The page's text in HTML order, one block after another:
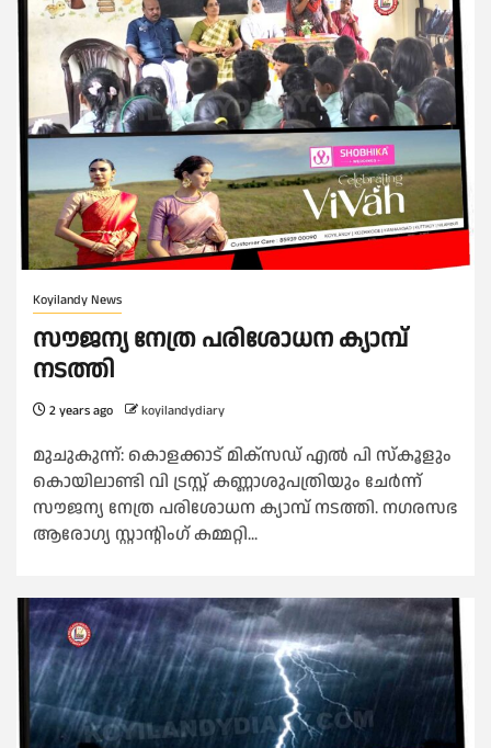
Koyilandy News
സൗജന്യ നേത്ര പരിശോധന ക്യാമ്പ്
നടത്തി
2 years ago koyilandydiary
മുചുകുന്ന്: കൊളക്കാട് മിക്സഡ് എൽ പി സ്കൂളും
കൊയിലാണ്ടി വി ട്രസ്റ്റ് കണ്ണാശുപത്രിയും ചേർന്ന്
സൗജന്യ നേത്ര പരിശോധന ക്യാമ്പ് നടത്തി. നഗരസഭ
ആരോഗ്യ സ്റ്റാന്റിംഗ് കമ്മറ്റി...